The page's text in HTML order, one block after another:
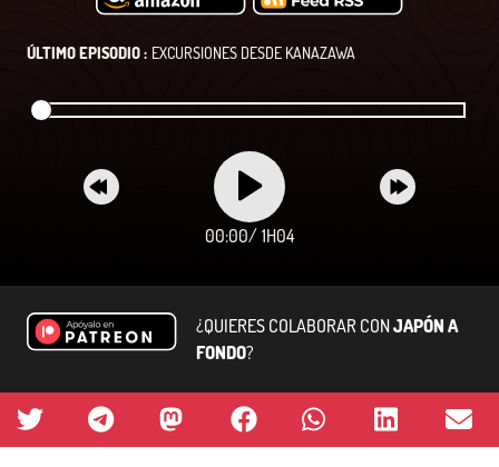
ÚLTIMO EPISODIO : EXCURSIONES DESDE KANAZAWA
00:00/ 1H04
¿QUIERES COLABORAR CONJAPÓN A
FONDO?